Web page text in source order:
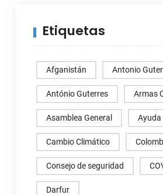
Etiquetas
Afganistán Antonio
António Guterres Armas
Asamblea General
Cambio Climático
Consejo de seguridad
Darfur